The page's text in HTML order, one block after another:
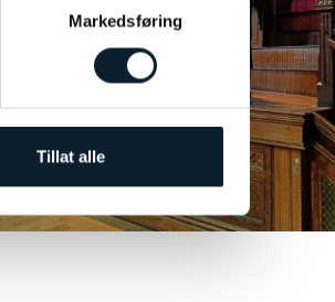
Markedsføring
Tillat alle